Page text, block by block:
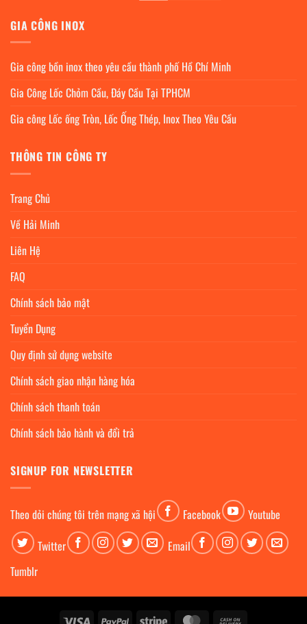
GIA CÔNG INOX
Gia công bồn inox theo yêu cầu thành phố Hồ Chí Minh
Gia Công Lốc Chỏm Cầu, Đáy Cầu Tại TPHCM
Gia công Lốc ống Tròn, Lốc Ống Thép, Inox Theo Yêu Cầu
THÔNG TIN CÔNG TY
Trang Chủ
Về Hải Minh
Liên Hệ
FAQ
Chính sách bảo mật
Tuyển Dụng
Quy định sử dụng website
Chính sách giao nhận hàng hóa
Chính sách thanh toán
Chính sách bảo hành và đổi trả
SIGNUP FOR NEWSLETTER
Theo dỏi chúng tôi trên mạng xã hội Facebook
Youtube
Twitter
Email
Tumblr
Visa PayPal Stripe MasterCard